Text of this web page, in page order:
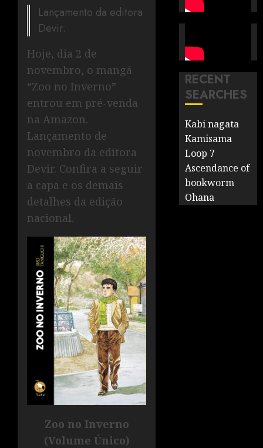
Lançamento da editora
Devir.
Hoje, dia 2 de
novembro, o mangá
“Zoo no Inverno”
entrou em pré-venda
na Amazon.
Lançamento de
novembro da editora
Devir. Confira a seguir
a capa e os demais
detalhes da edição
nacional.
Zoo no Inverno
(Volume Único)
RECENT
SEARCHES
Kabi nagata
Kamisama
Loop 7
Ascendance of
bookworm
Ohana